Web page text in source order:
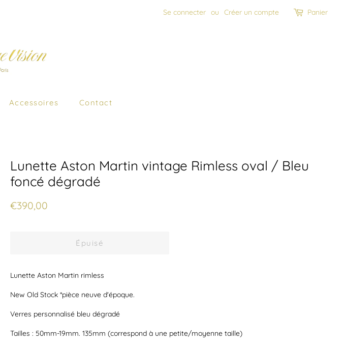
Se connecter ou Créer un compte Panier
Accessoires Contact
Lunette Aston Martin vintage Rimless oval / Bleu
foncé dégradé
Prix
€390,00
Épuisé
Lunette Aston Martin rimless
New Old Stock *pièce neuve d'époque.
Verres personnalisé bleu dégradé
Tailles : 50mm-19mm. 135mm (correspond à une petite/moyenne taille)